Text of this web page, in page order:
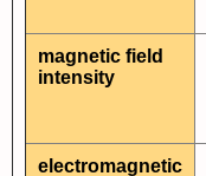
magnetic field
intensity
electromagnetic